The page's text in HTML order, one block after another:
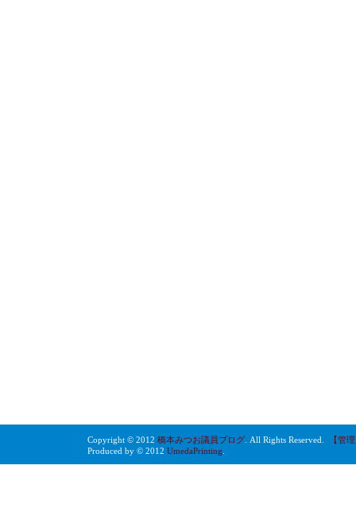
Copyright © 2012 橋本みつお議員ブログ . All Rights Reserved.
【管
Produced by © 2012 UmedaPrinting